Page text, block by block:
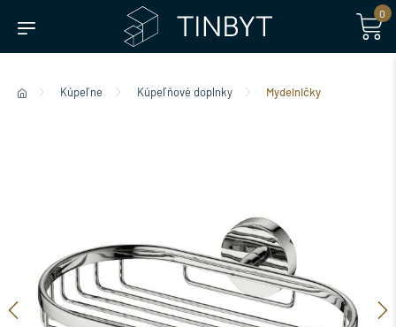
0
Kúpeľne Kúpeľňové doplnky Mydelničky